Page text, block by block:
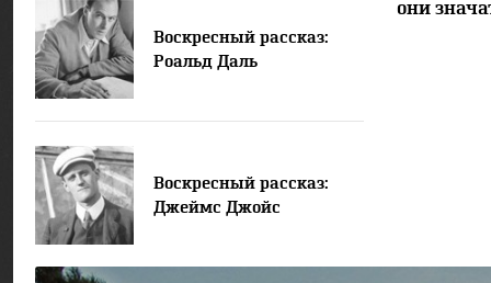
Воскресный рассказ:
Роальд Даль
Воскресный рассказ:
Джеймс Джойс
они